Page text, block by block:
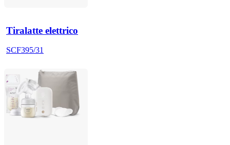
Tiralatte elettrico
SCF395/31